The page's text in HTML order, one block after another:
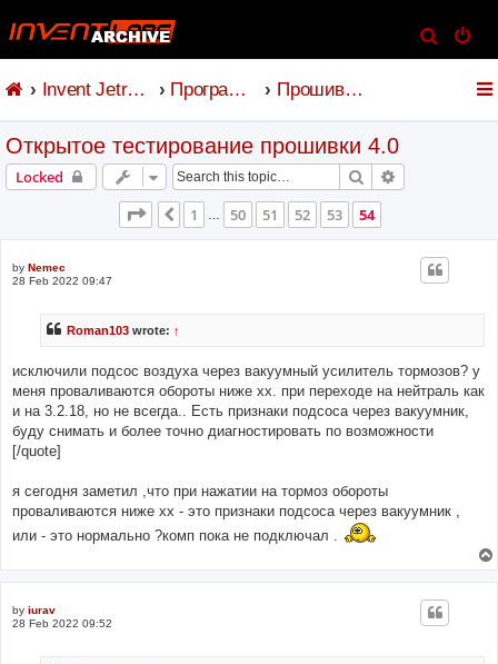
e
Invent Jetronic Программное обеспечение Прошивка и коммандер
Открытое тестирование прошивки 4.0
Locked Search
Page
54 of 54
Previous
1 50 51 52 53 54
by Nemec
28 Feb 2022 09:47
Roman103 wrote: ↑
исключили подсос воздуха через вакуумный усилитель тормозов? у
меня проваливаются обороты ниже хх. при переходе на нейтраль как
и на 3.2.18, но не всегда.. Есть признаки подсоса через вакуумник,
буду снимать и более точно диагностировать по возможности
[/quote]
я сегодня заметил ,что при нажатии на тормоз обороты
проваливаются ниже хх - это признаки подсоса через вакуумник ,
или - это нормально ?комп пока не подключал .
by iurav
28 Feb 2022 09:52